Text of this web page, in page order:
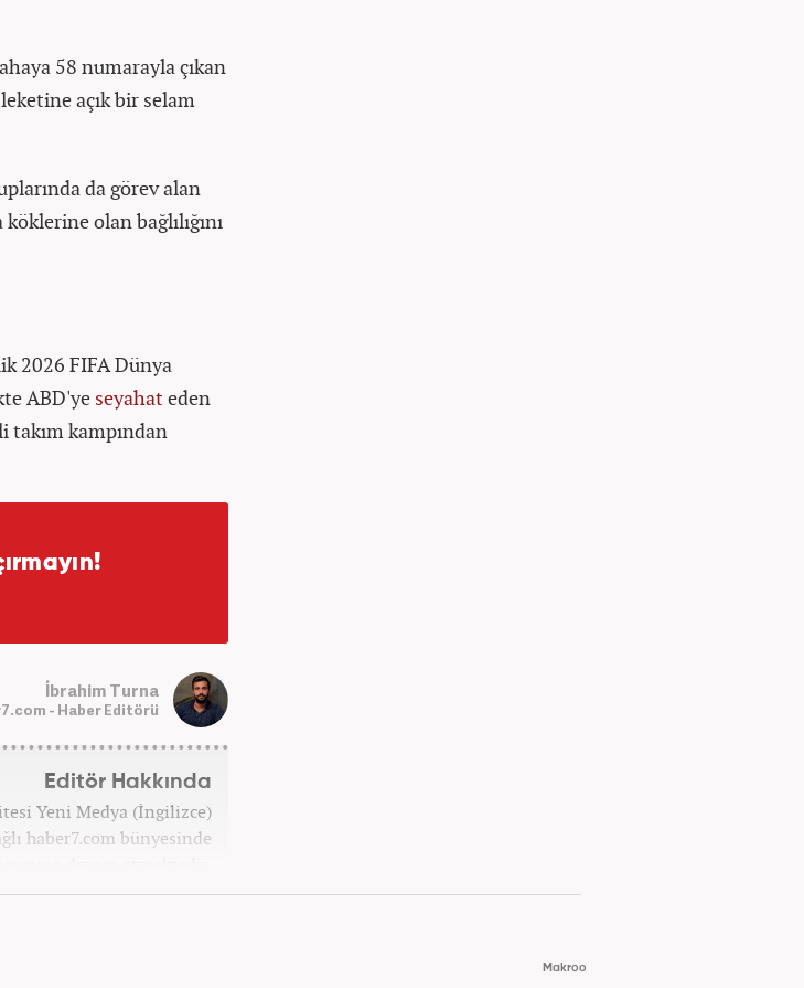
58 numarayla çıkan
açık bir selam
da görev alan
olan bağlılığını
2026 FIFA Dünya
ABD'ye seyahat eden
takım kampından
İbrahim Turna
- Haber Editörü
Editör Hakkında
Yeni Medya (İngilizce)
haber7.com bünyesinde
Makroo